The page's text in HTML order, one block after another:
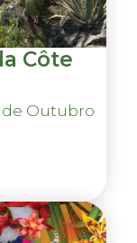
Côte
de Outubro